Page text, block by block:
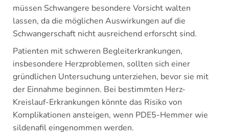
müssen Schwangere besondere Vorsicht walten
lassen, da die möglichen Auswirkungen auf die
Schwangerschaft nicht ausreichend erforscht sind.
Patienten mit schweren Begleiterkrankungen,
insbesondere Herzproblemen, sollten sich einer
gründlichen Untersuchung unterziehen, bevor sie mit
der Einnahme beginnen. Bei bestimmten Herz-
Kreislauf-Erkrankungen könnte das Risiko von
Komplikationen ansteigen, wenn PDE5-Hemmer wie
sildenafil eingenommen werden.